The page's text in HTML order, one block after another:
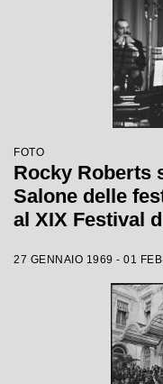
FOTO
Rocky Roberts
Salone delle
al XIX Festival
27 GENNAIO 1969 - 01